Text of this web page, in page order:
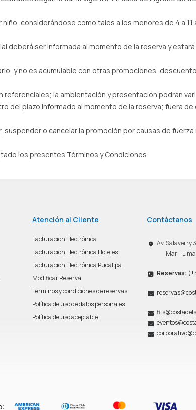
considerándose como tales a los menores de 4 a
deberá ser informada al momento de la reserva y
y no es acumulable con otras promociones,
la ambientación y presentación podrán
del plazo informado al momento de la reserva; fuera
o cancelar la promoción por causas de
los presentes Términos y Condiciones.
Atención al Cliente
Facturación Electrónica
Facturación Electrónica Hoteles
Facturación Electrónica Pucallpa
Modificar Reserva
Términos y condiciones de reservas
Política de uso de datos personales
Política de uso aceptable
Contáctanos
Av. Salaverry
Mar –
Reservas: